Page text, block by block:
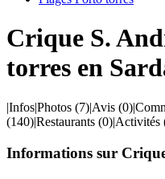
Crique S.
torres en
|Infos|Photos (7)|Avis (0)|
(140)|Restaurants (0)|Activités
Informations sur